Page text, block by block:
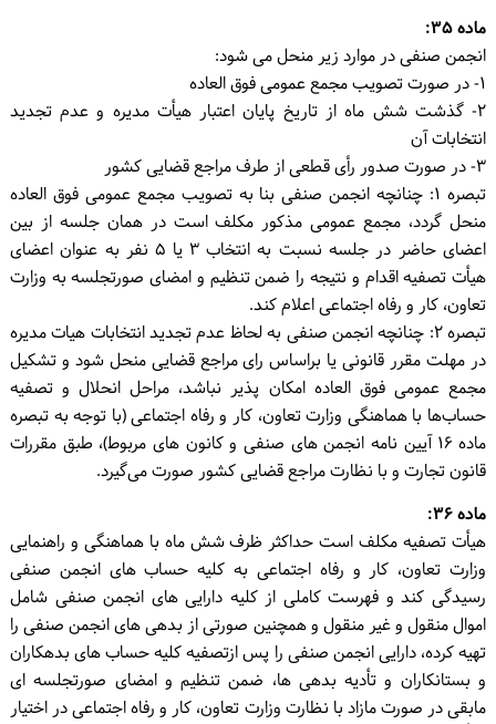
ماده ۳۵:
انجمن صنفی در موارد زیر منحل می شود:
۱- در صورت تصویب مجمع عمومی فوق العاده
۲- گذشت شش ماه از تاریخ پایان اعتبار هیأت مدیره و عدم تجدید
انتخابات آن
۳- در صورت صدور رأی قطعی از طرف مراجع قضایی کشور
تبصره ۱: چنانچه انجمن صنفی بنا به تصویب مجمع عمومی فوق العاده
منحل گردد، مجمع عمومی مذکور مکلف است در همان جلسه از بین
اعضای حاضر در جلسه نسبت به انتخاب ۳ یا ۵ نفر به عنوان اعضای
هیأت تصفیه اقدام و نتیجه را ضمن تنظیم و امضای صورتجلسه به وزارت
تعاون، کار و رفاه اجتماعی اعلام کند.
تبصره ۲: چنانچه انجمن صنفی به لحاظ عدم تجدید انتخابات هیات مدیره
در مهلت مقرر قانونی یا براساس رای مراجع قضایی منحل شود و تشکیل
مجمع عمومی فوق العاده امکان پذیر نباشد، مراحل انحلال و تصفیه
حساب‌ها با هماهنگی وزارت تعاون، کار و رفاه اجتماعی (با توجه به تبصره
ماده ۱۶ آیین نامه انجمن های صنفی و کانون های مربوط)، طبق مقررات
قانون تجارت و با نظارت مراجع قضایی کشور صورت می‌گیرد.
ماده ۳۶:
هیأت تصفیه مکلف است حداکثر ظرف شش ماه با هماهنگی و راهنمایی
وزارت تعاون، کار و رفاه اجتماعی به کلیه حساب های انجمن صنفی
رسیدگی کند و فهرست کاملی از کلیه دارایی های انجمن صنفی شامل
اموال منقول و غیر منقول و همچنین صورتی از بدهی های انجمن صنفی را
تهیه کرده، دارایی انجمن صنفی را پس ازتصفیه کلیه حساب های بدهکاران
و بستانکاران و تأدیه بدهی ها، ضمن تنظیم و امضای صورتجلسه ای
مابقی در صورت مازاد با نظارت وزارت تعاون، کار و رفاه اجتماعی در اختیار